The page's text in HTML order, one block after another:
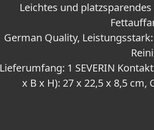
Leichtes und
German Quality,
Lieferumfang: 1 SEVERIN
x B x H): 27 x 22,5 x 8,5 cm,